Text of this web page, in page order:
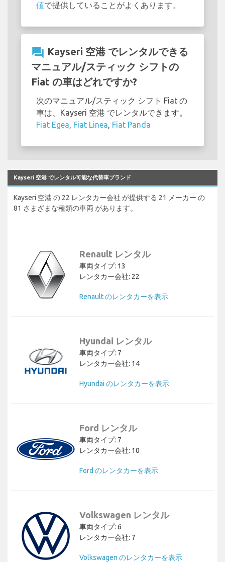
値で提供していることがよくあります。
question_answer Kayseri 空港 でレンタルできる
マニュアル/スティック シフトの
Fiat の車はどれですか?
次のマニュアル/スティック シフト Fiat の
車は、Kayseri 空港 でレンタルできます。
Fiat Egea, Fiat Linea, Fiat Panda
Kayseri 空港 でレンタル可能な代替車ブランド
Kayseri 空港 の 22 レンタカー会社 が提供する 21 メーカー の
81 さまざまな種類の車両 があります。
Renault レンタル
車両タイプ: 13
レンタカー会社: 22
Renault のレンタカーを表示
Hyundai レンタル
車両タイプ: 7
レンタカー会社: 14
Hyundai のレンタカーを表示
Ford レンタル
車両タイプ: 7
レンタカー会社: 10
Ford のレンタカーを表示
Volkswagen レンタル
車両タイプ: 6
レンタカー会社: 7
Volkswagen のレンタカーを表示